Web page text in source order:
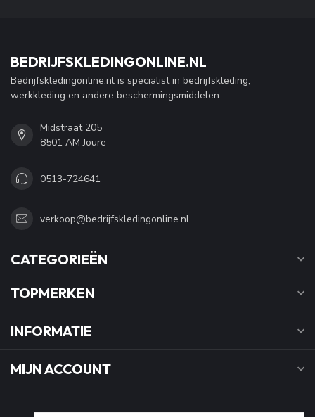
BEDRIJFSKLEDINGONLINE.NL
Bedrijfskledingonline.nl is specialist in bedrijfskleding,
werkkleding en andere beschermingsmiddelen.
Midstraat 205
8501 AM Joure
0513-724641
verkoop@bedrijfskledingonline.nl
CATEGORIEËN
TOPMERKEN
INFORMATIE
MIJN ACCOUNT